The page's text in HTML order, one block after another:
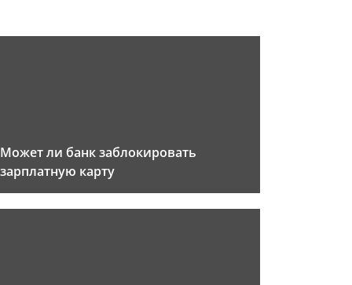
Может ли банк заблокировать
зарплатную карту